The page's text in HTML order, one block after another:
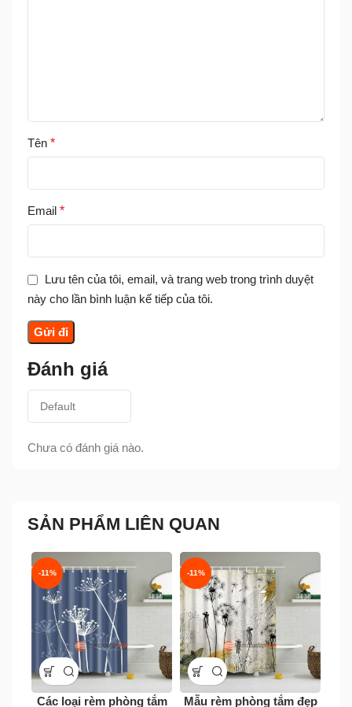
Đánh giá
Chưa có đánh giá nào.
Tên *
Email *
Lưu tên của tôi, email, và trang web trong trình duyệt
này cho lần bình luận kế tiếp của tôi.
SẢN PHẨM LIÊN QUAN
-11%
Các loại rèm phòng tắm
-11%
Mẫu rèm phòng tắm đẹp